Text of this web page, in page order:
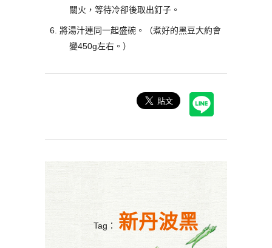
關火，等待冷卻後取出釘子。
將湯汁連同一起盛碗。（煮好的黑豆大約會
變450g左右。）
Tag： 新丹波黑